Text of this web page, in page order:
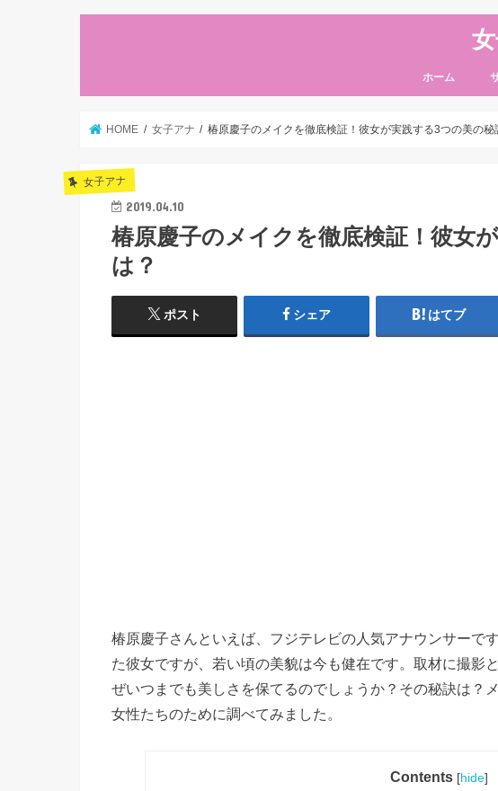
ホーム
HOME 女子アナ 椿原慶子のメイクを徹底検証！彼女が実践する3つの美の秘
女子アナ
2019.04.10
椿原慶子のメイクを徹底検証！彼女
は？
ポスト シェア はてブ
椿原慶子さんといえば、フジテレビの人気アナウンサーで
た彼女ですが、若い頃の美貌は今も健在です。取材に撮影
ぜいつまでも美しさを保てるのでしょうか？その秘訣は？
女性たちのために調べてみました。
Contents [hide]